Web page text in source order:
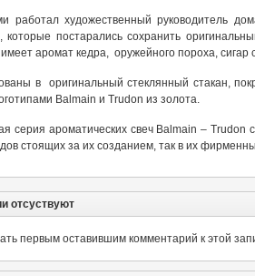
работал художественный руководитель
постарались сохранить
аромат кедра, оружейного пороха, сигар
в оригинальный стеклянный стакан,
Balmain и Trudon из золота.
серия ароматических свеч Balmain – Trudon
стоящих за их созданием, так в их
отсуствуют
первым оставившим комментарий к этой